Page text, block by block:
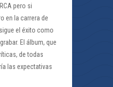
pero si
en la carrera de
el éxito como
El álbum, que
de todas
las expectativas